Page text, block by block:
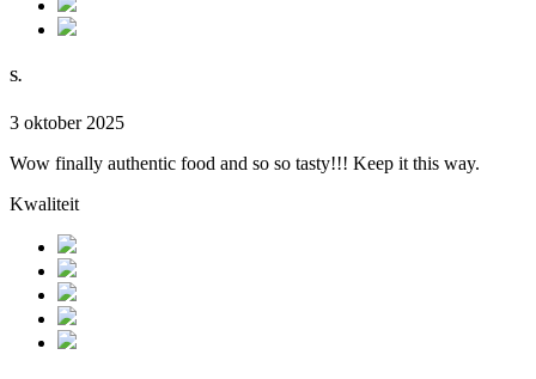
S.
3 oktober 2025
Wow finally authentic food and so so tasty!!! Keep it this way.
Kwaliteit